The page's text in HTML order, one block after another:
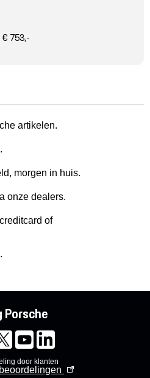
€ 753,-
artikelen.
morgen in huis.
onze dealers.
of
Porsche
door klanten
beoordelingen